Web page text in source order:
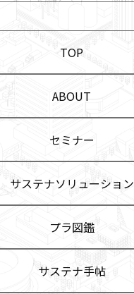
TOP
ABOUT
セミナー
サステナソリューション
プラ図鑑
サステナ手帖